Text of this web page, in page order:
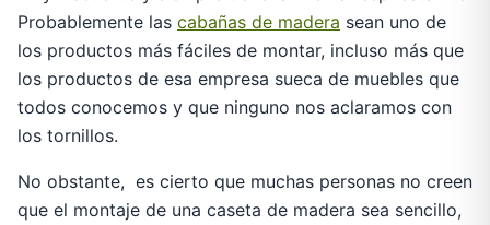
Probablemente las cabañas de madera sean uno de
los productos más fáciles de montar, incluso más que
los productos de esa empresa sueca de muebles que
todos conocemos y que ninguno nos aclaramos con
los tornillos.
No obstante, es cierto que muchas personas no creen
que el montaje de una caseta de madera sea sencillo,